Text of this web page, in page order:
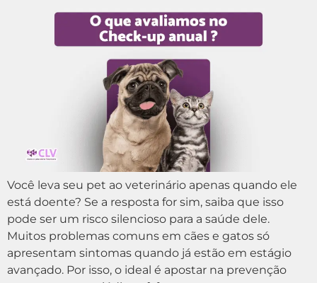
Você leva seu pet ao veterinário apenas quando ele
está doente? Se a resposta for sim, saiba que isso
pode ser um risco silencioso para a saúde dele.
Muitos problemas comuns em cães e gatos só
apresentam sintomas quando já estão em estágio
avançado. Por isso, o ideal é apostar na prevenção